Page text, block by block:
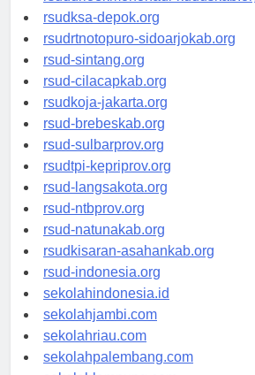
rsuddrloekmonohadi-kuduskab.org
rsudksa-depok.org
rsudrtnotopuro-sidoarjokab.org
rsud-sintang.org
rsud-cilacapkab.org
rsudkoja-jakarta.org
rsud-brebeskab.org
rsud-sulbarprov.org
rsudtpi-kepriprov.org
rsud-langsakota.org
rsud-ntbprov.org
rsud-natunakab.org
rsudkisaran-asahankab.org
rsud-indonesia.org
sekolahindonesia.id
sekolahjambi.com
sekolahriau.com